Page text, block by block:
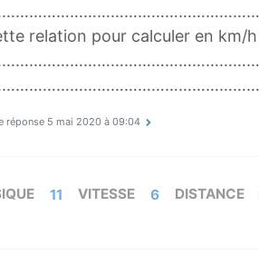
relation pour calculer en km/
réponse 5 mai 2020 à 09:04
11 VITESSE 6 DISTANCE